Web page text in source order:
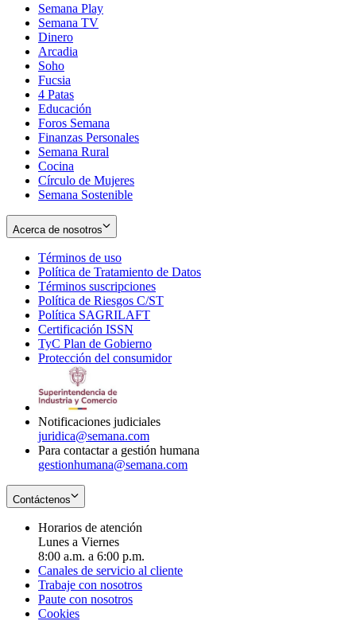
Semana Play
Semana TV
Dinero
Arcadia
Soho
in
new
window
Fucsia
in
new
window
4 Patas
Educación
Foros Semana
Finanzas Personales
Semana Rural
Cocina
Círculo de Mujeres
Semana Sostenible
Acerca de nosotros
Términos de uso
in
new
window
Política de Tratamiento de Datos
Términos suscripciones
in
Política de Riesgos C/ST
Política SAGRILAFT
new
window
Certificación ISSN
in
new
TyC Plan de Gobierno
in
Protección del consumidorOpens
Notificaciones judiciales
juridica@semana.com
Para contactar a gestión humana
gestionhumana@semana.com
Contáctenos
Horarios de atención
Lunes a Viernes
8:00 a.m. a 6:00 p.m.
Canales de servicio al cliente
Trabaje con nosotros
Paute con nosotros
Cookies